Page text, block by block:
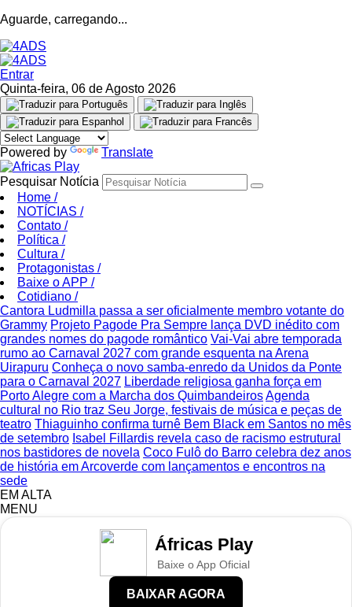
Aguarde, carregando...
Entrar
Quinta-feira, 06 de Agosto 2026
Powered by Translate
Pesquisar Notícia
Home /
NOTÍCIAS /
Contato /
Política /
Cultura /
Protagonistas /
Baixe o APP /
Cotidiano /
Cantora Ludmilla passa a ser oficialmente membro votante do
Grammy Projeto Pagode Pra Sempre lança DVD inédito com
grandes nomes do pagode romântico Vai-Vai abre temporada
rumo ao Carnaval 2027 com grande esquenta na Arena
Uirapuru Conheça o novo samba-enredo da Unidos da Ponte
para o Carnaval 2027 Liberdade religiosa ganha força em
Porto Alegre com a Marcha dos QuimbandeirosAgenda
cultural no Rio traz Seu Jorge, festivais de música e peças de
teatro Thiaguinho confirma turnê Bem Black em Santos no mês
de setembro Isabel Fillardis revela caso de racismo estrutural
nos bastidores de novela Coco Fulô do Barro celebra dez anos
de história em Arcoverde com lançamentos e encontros na
sede
EM ALTA
MENU
Áfricas Play
Baixe o App Oficial
BAIXAR AGORA